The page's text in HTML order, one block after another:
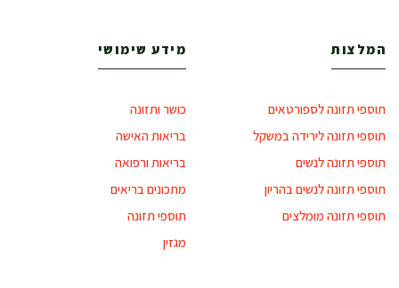
המלצות
תוספי תזונה לספורטאים
תוספי תזונה לירידה במשקל
תוספי תזונה לנשים
תוספי תזונה לנשים בהריון
תוספי תזונה מומלצים
מידע שימושי
כושר ותזונה
בריאות האישה
בריאות ורפואה
מתכונים בריאים
תוספי תזונה
מגזין